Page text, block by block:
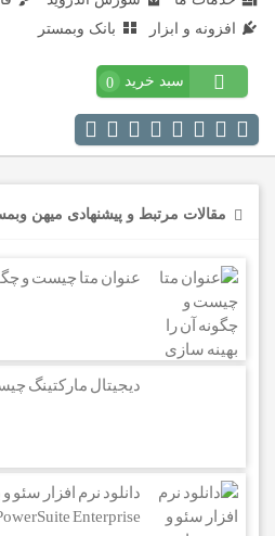
افزونه و ابزار
بانک وبمستر
سبد خرید 0
مقالات مرتبط و پیشنهادی میهن
عنوان متا چیست و
دیجیتال مارکتینگ
Enterprise